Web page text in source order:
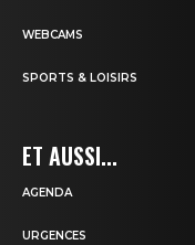
WEBCAMS
SPORTS & LOISIRS
ET AUSSI...
AGENDA
URGENCES